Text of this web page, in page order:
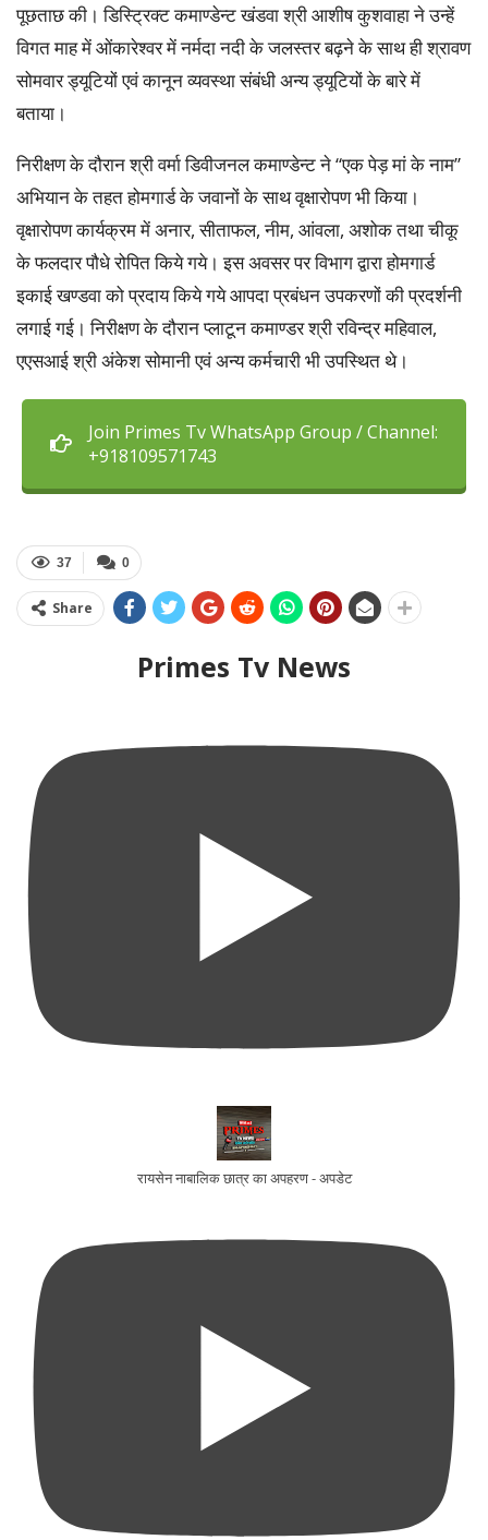
पूछताछ की। डिस्ट्रिक्ट कमाण्डेन्ट खंडवा श्री आशीष कुशवाहा ने उन्हें
विगत माह में ओंकारेश्वर में नर्मदा नदी के जलस्तर बढ़ने के साथ ही श्रावण
सोमवार ड्यूटियों एवं कानून व्यवस्था संबंधी अन्य ड्यूटियों के बारे में
बताया।
निरीक्षण के दौरान श्री वर्मा डिवीजनल कमाण्डेन्ट ने “एक पेड़ मां के नाम”
अभियान के तहत होमगार्ड के जवानों के साथ वृक्षारोपण भी किया।
वृक्षारोपण कार्यक्रम में अनार, सीताफल, नीम, आंवला, अशोक तथा चीकू
के फलदार पौधे रोपित किये गये। इस अवसर पर विभाग द्वारा होमगार्ड
इकाई खण्डवा को प्रदाय किये गये आपदा प्रबंधन उपकरणों की प्रदर्शनी
लगाई गई। निरीक्षण के दौरान प्लाटून कमाण्डर श्री रविन्द्र महिवाल,
एएसआई श्री अंकेश सोमानी एवं अन्य कर्मचारी भी उपस्थित थे।
Join Primes Tv WhatsApp Group / Channel:
+918109571743
0
37
Share
Primes Tv News
रायसेन नाबालिक छात्र का अपहरण - अपडेट